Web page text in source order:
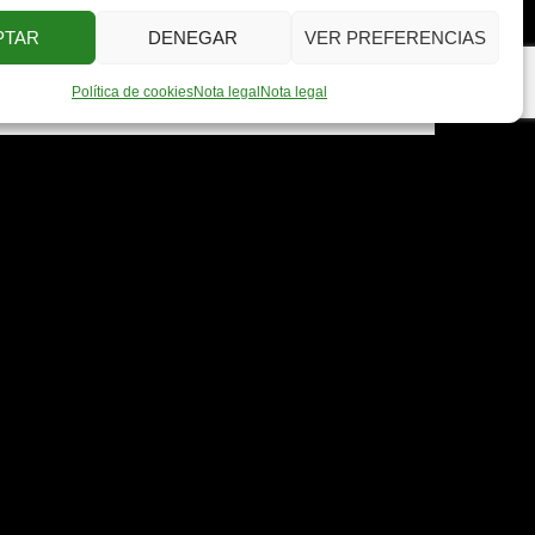
DENEGAR VER PREFERENCIAS
Política de cookiesNota legal Nota legal